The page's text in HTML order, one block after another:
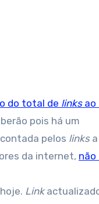
do total de linksao
pois há um
pelos linksa
da internet, não
Link